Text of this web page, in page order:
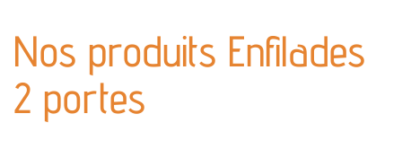
séjours
meubles de complément
Nos produits Enfilades
2 portes